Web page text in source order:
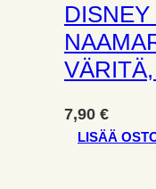
7,90 €
LISÄÄ